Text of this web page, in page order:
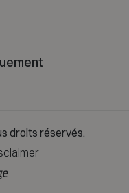
droits réservés.